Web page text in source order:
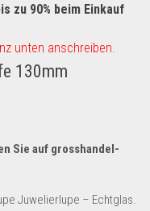
zu 90% beim Einkauf
unten anschreiben.
130mm
Sie auf grosshandel-
Juwelierlupe – Echtglas.